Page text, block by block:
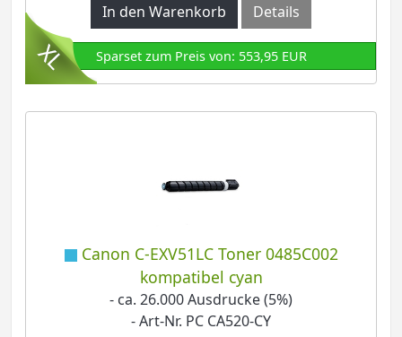
In den Warenkorb
Details
Sparset zum Preis von: 553,95 EUR
Canon C-EXV51LC Toner 0485C002
kompatibel cyan
- ca. 26.000 Ausdrucke (5%)
- Art-Nr. PC CA520-CY